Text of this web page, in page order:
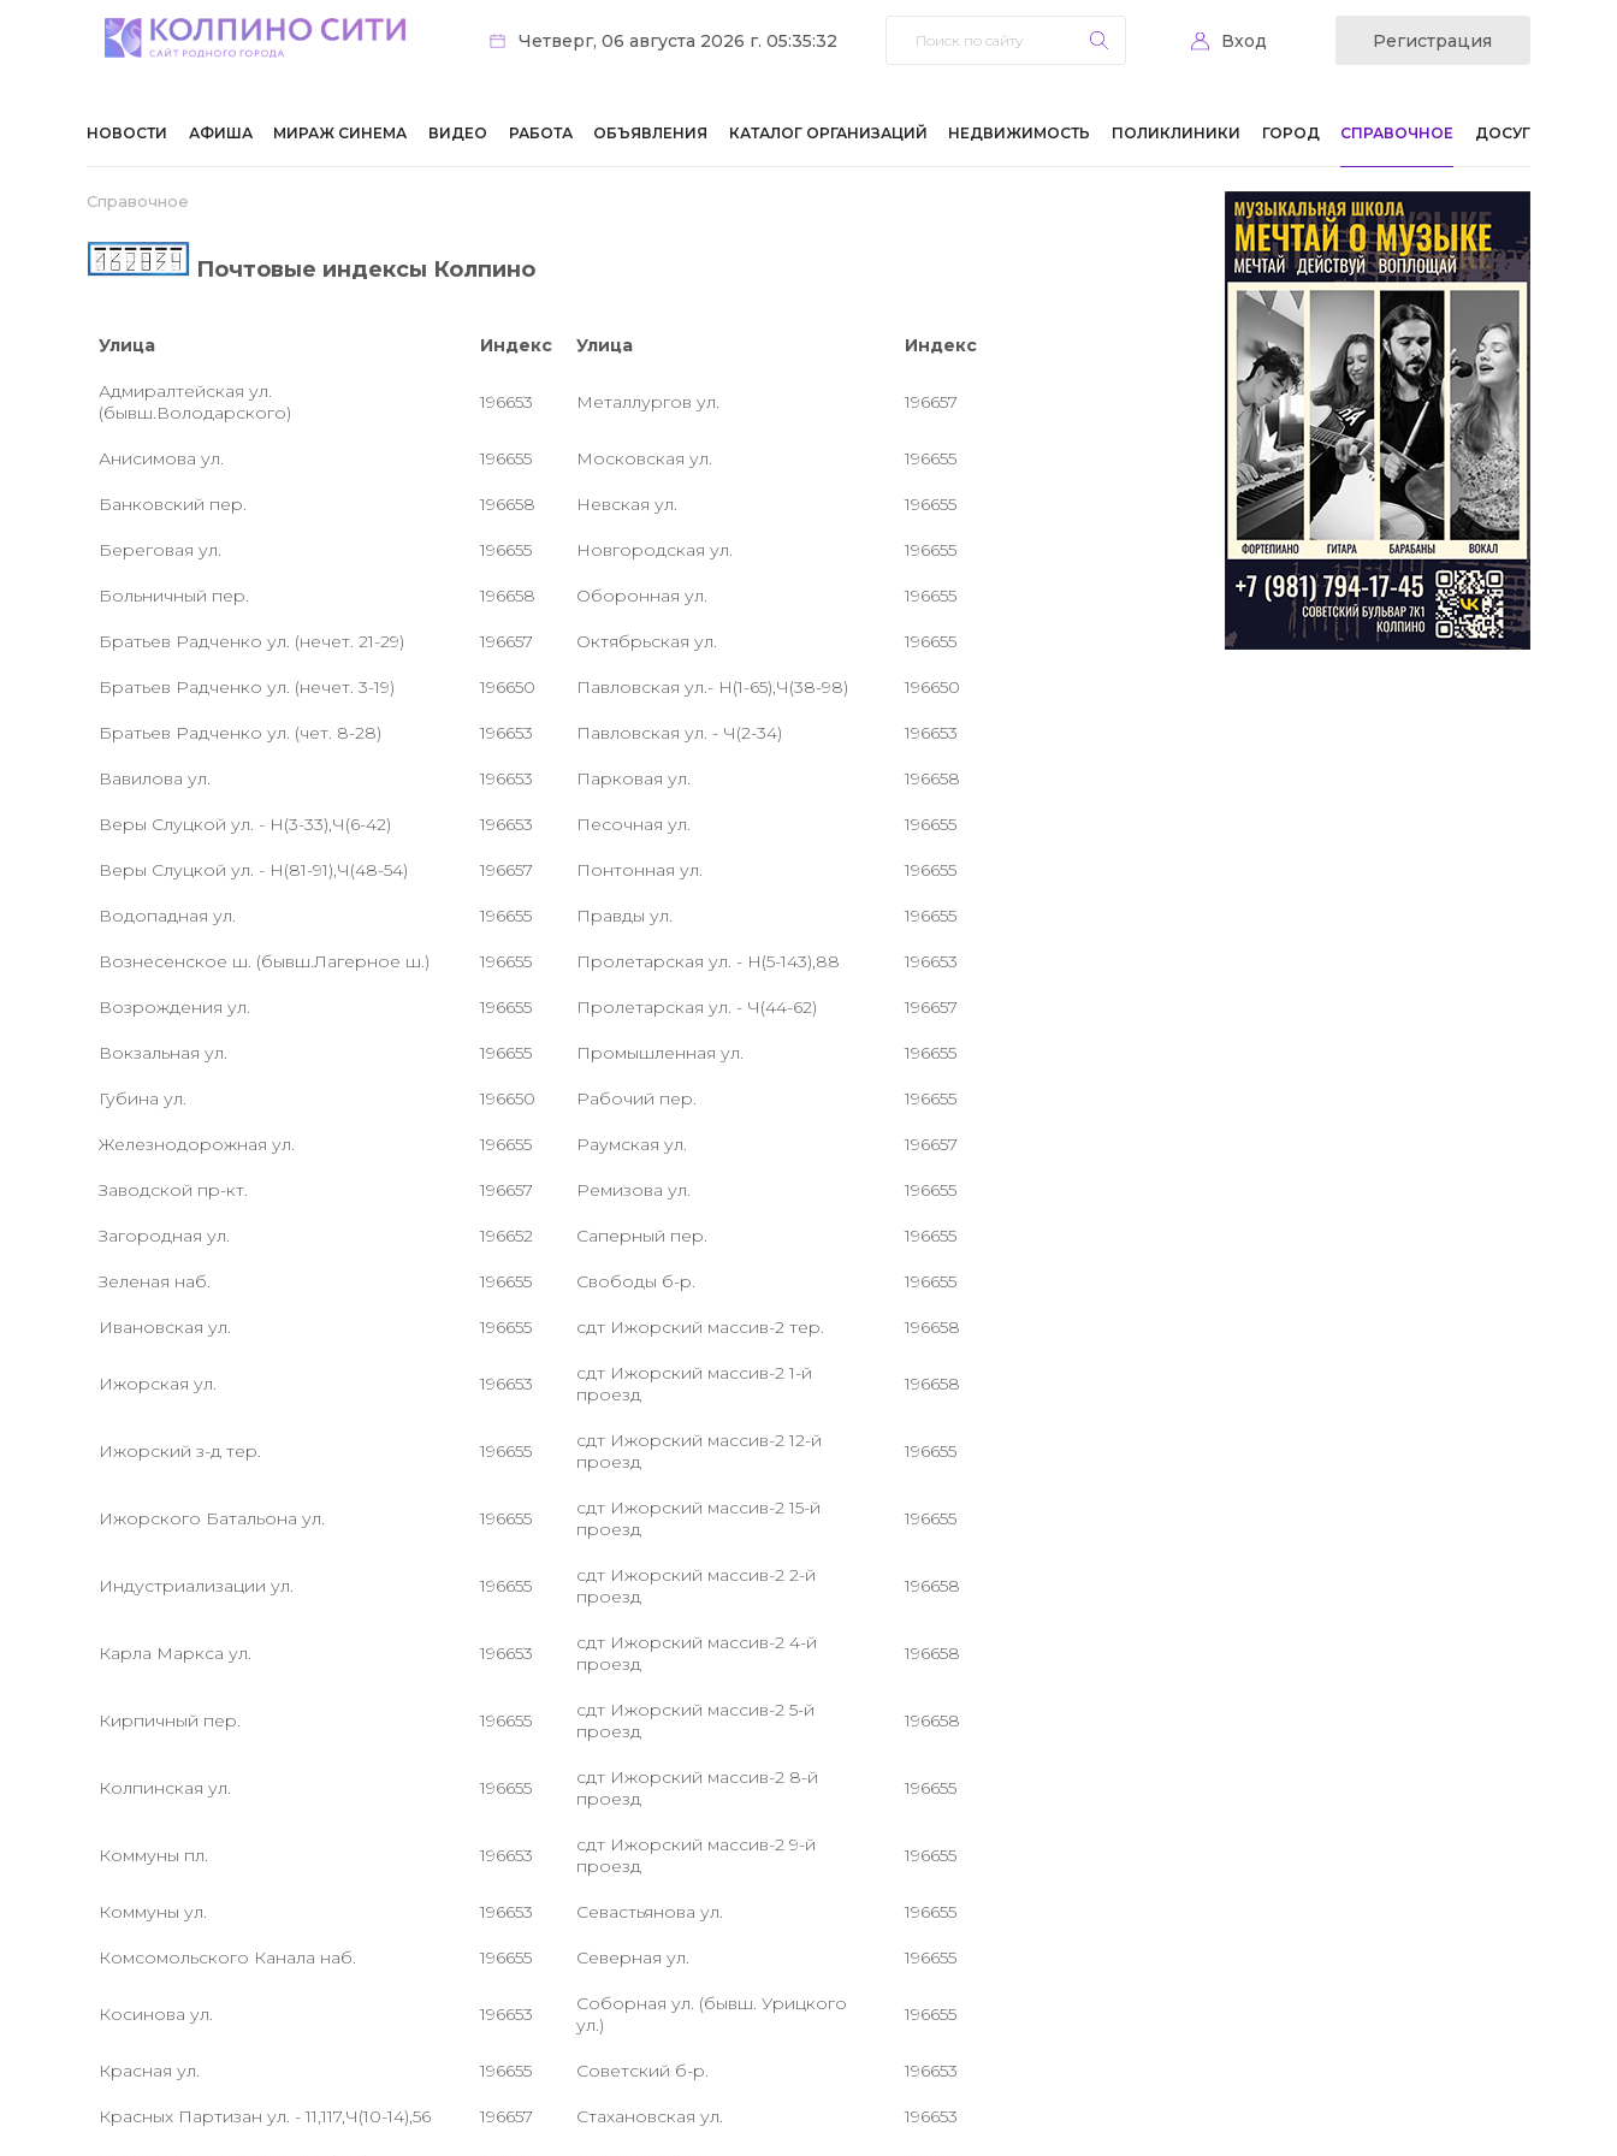
Четверг, 06 августа 2026 г. 05:35:32 Вход Регистрация
НОВОСТИ АФИША МИРАЖ СИНЕМА ВИДЕО РАБОТА ОБЪЯВЛЕНИЯ КАТАЛОГ ОРГАНИЗАЦИЙ НЕДВИЖИМОСТЬ ПОЛИКЛИНИКИ ГОРОД СПРАВОЧНОЕ ДОСУГ
Справочное
Почтовые индексы Колпино
Улица Индекс Улица Индекс
Адмиралтейская ул.
(бывш.Володарского)
196653 Металлургов ул. 196657
Анисимова ул. 196655 Московская ул. 196655
Банковский пер. 196658 Невская ул. 196655
Береговая ул. 196655 Новгородская ул. 196655
Больничный пер. 196658 Оборонная ул. 196655
Братьев Радченко ул. (нечет. 21-29) 196657 Октябрьская ул. 196655
Братьев Радченко ул. (нечет. 3-19) 196650 Павловская ул.- Н(1-65),Ч(38-98) 196650
Братьев Радченко ул. (чет. 8-28) 196653 Павловская ул. - Ч(2-34) 196653
Вавилова ул. 196653 Парковая ул. 196658
Веры Слуцкой ул. - Н(3-33),Ч(6-42) 196653 Песочная ул. 196655
Веры Слуцкой ул. - Н(81-91),Ч(48-54) 196657 Понтонная ул. 196655
Водопадная ул. 196655 Правды ул. 196655
Вознесенское ш. (бывш.Лагерное ш.) 196655 Пролетарская ул. - Н(5-143),88 196653
Возрождения ул. 196655 Пролетарская ул. - Ч(44-62) 196657
Вокзальная ул. 196655 Промышленная ул. 196655
Губина ул. 196650 Рабочий пер. 196655
Железнодорожная ул. 196655 Раумская ул. 196657
Заводской пр-кт. 196657 Ремизова ул. 196655
Загородная ул. 196652 Саперный пер. 196655
Зеленая наб. 196655 Свободы б-р. 196655
Ивановская ул. 196655 сдт Ижорский массив-2 тер. 196658
Ижорская ул. 196653
сдт Ижорский массив-2 1-й
проезд
196658
Ижорский з-д тер. 196655
сдт Ижорский массив-2 12-й
проезд
196655
Ижорского Батальона ул. 196655
сдт Ижорский массив-2 15-й
проезд
196655
Индустриализации ул. 196655
сдт Ижорский массив-2 2-й
проезд
196658
Карла Маркса ул. 196653
сдт Ижорский массив-2 4-й
проезд
196658
Кирпичный пер. 196655
сдт Ижорский массив-2 5-й
проезд
196658
Колпинская ул. 196655
сдт Ижорский массив-2 8-й
проезд
196655
Коммуны пл. 196653
сдт Ижорский массив-2 9-й
проезд
196655
Коммуны ул. 196653 Севастьянова ул. 196655
Комсомольского Канала наб. 196655 Северная ул. 196655
Косинова ул. 196653
Соборная ул. (бывш. Урицкого
ул.)
196655
Красная ул. 196655 Советский б-р. 196653
Красных Партизан ул. - 11,117,Ч(10-14),56 196657 Стахановская ул. 196653